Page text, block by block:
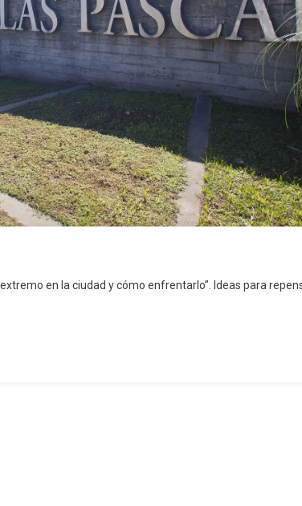
en la ciudad y cómo enfrentarlo”. Ideas para